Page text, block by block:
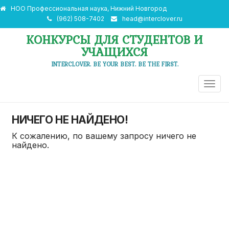
НОО Профессиональная наука, Нижний Новгород
(962) 508-7402
head@interclover.ru
КОНКУРСЫ ДЛЯ СТУДЕНТОВ И
УЧАЩИХСЯ
INTERCLOVER. BE YOUR BEST. BE THE FIRST.
НИЧЕГО НЕ НАЙДЕНО!
К сожалению, по вашему запросу ничего не
найдено.